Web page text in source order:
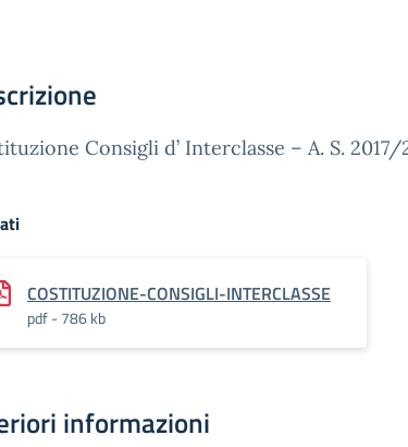
Consigli d’ Interclasse – A. S. 2017/
COSTITUZIONE-CONSIGLI-INTERCLASSE
pdf - 786 kb
informazioni